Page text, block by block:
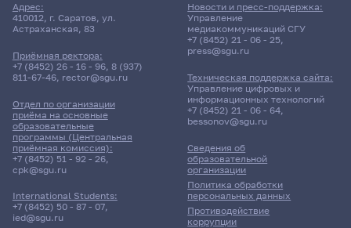
Адрес:
410012, г. Саратов, ул.
Астраханская, 83
Приёмная ректора:
+7 (8452) 26 - 16 - 96, 8 (937)
811-67-46, rector@sgu.ru
Отдел по организации
приёма на основные
образовательные
программы (Центральная
приёмная комиссия):
+7 (8452) 51 - 92 - 26,
cpk@sgu.ru
International Students:
+7 (8452) 50 - 87 - 07,
ied@sgu.ru
Сведения об
образовательной
организации
Политика обработки
персональных данных
Противодействие
коррупции
Новости и пресс-поддержка:
Управление
медиакоммуникаций СГУ
+7 (8452) 21 - 06 - 25,
press@sgu.ru
Техническая поддержка сайта:
Управление цифровых и
информационных технологий
+7 (8452) 21 - 06 - 64,
bessonov@sgu.ru